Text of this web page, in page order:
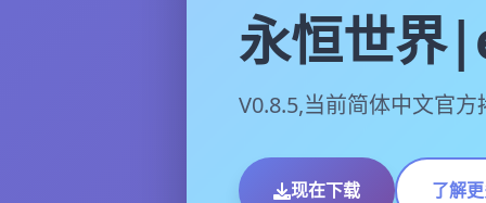
永恒世
V0.8.5,当前简体中文官方
现在下载 了解